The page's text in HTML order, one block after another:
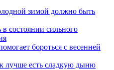
зимой должно быть
в состоянии сильного
бороться с весенней
лучше есть сладкую дыню